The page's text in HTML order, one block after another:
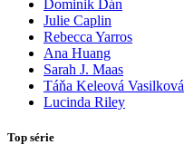
Dominik Dán
Julie Caplin
Rebecca Yarros
Ana Huang
Sarah J. Maas
Táňa Keleová Vasilková
Lucinda Riley
Top série